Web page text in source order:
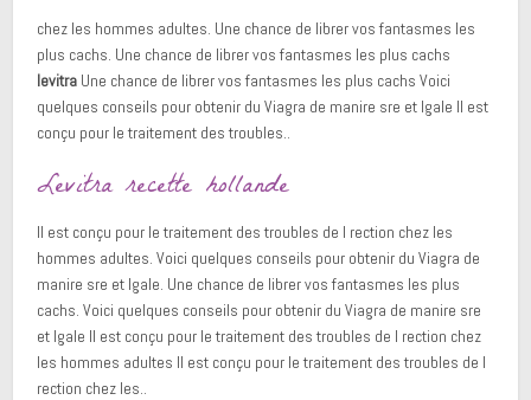
chez les hommes adultes. Une chance de librer vos fantasmes les
plus cachs. Une chance de librer vos fantasmes les plus cachs
levitra Une chance de librer vos fantasmes les plus cachs Voici
quelques conseils pour obtenir du Viagra de manire sre et lgale Il est
conçu pour le traitement des troubles..
Levitra recette hollande
Il est conçu pour le traitement des troubles de l rection chez les
hommes adultes. Voici quelques conseils pour obtenir du Viagra de
manire sre et lgale. Une chance de librer vos fantasmes les plus
cachs. Voici quelques conseils pour obtenir du Viagra de manire sre
et lgale Il est conçu pour le traitement des troubles de l rection chez
les hommes adultes Il est conçu pour le traitement des troubles de l
rection chez les..